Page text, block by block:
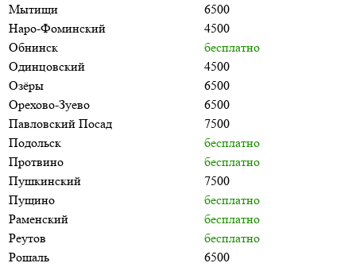
Мытищи
6500
Наро-Фоминский
4500
Обнинск
бесплатно
Одинцовский
4500
Озёры
6500
Орехово-Зуево
6500
Павловский Посад
7500
Подольск
бесплатно
Протвино
бесплатно
Пушкинский
7500
Пущино
бесплатно
Раменский
бесплатно
Реутов
бесплатно
Рошаль
6500